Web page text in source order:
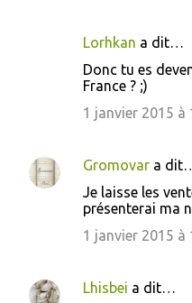
Lorhkan a dit…
Donc tu es
France ? ;)
1 janvier 2015 à
Gromovar a
Je laisse les
présenterai ma
1 janvier 2015 à
Lhisbei a dit…